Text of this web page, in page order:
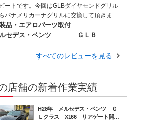
らえて安心しました。また何かありました
願いしたいと思います。
ートです。今回はGLBダイヤモンドグリル
パナメリカーナグリルに交換して頂きまし
作業時間も2時間と早く、丁寧な仕上がりも
分ない感じでした！やはり実績あるショッ
します！有難うございました。
品・エアロパーツ取付
セデス・ベンツ
ＧＬＢ
すべてのレビューを見る
店舗の新着作業実績
H28年 メルセデス・ベンツ Ｇ
Ｌクラス X166 リアゲート開か